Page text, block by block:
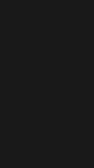
ventana)
ventana)